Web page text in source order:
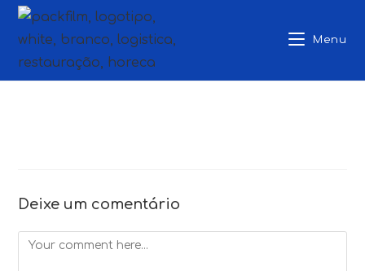
Skip
Menu
Deixe um comentário
Comment